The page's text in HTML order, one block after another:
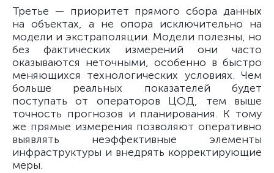
Третье — приоритет прямого сбора данных
на объектах, а не опора исключительно на
модели и экстраполяции. Модели полезны, но
без фактических измерений они часто
оказываются неточными, особенно в быстро
меняющихся технологических условиях. Чем
больше реальных показателей будет
поступать от операторов ЦОД, тем выше
точность прогнозов и планирования. К тому
же прямые измерения позволяют оперативно
выявлять неэффективные элементы
инфраструктуры и внедрять корректирующие
меры.